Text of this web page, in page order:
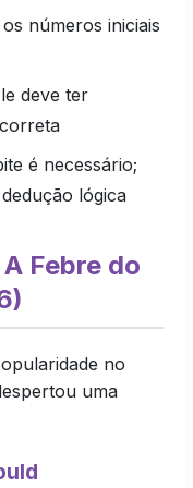
números iniciais
deve ter
é necessário;
lógica
Febre do
no
uma